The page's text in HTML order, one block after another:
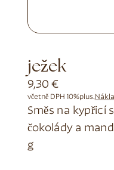
ježek
9,30 €
včetně DPH 10%plus.
Směs na kypřicí
čokolády a
g